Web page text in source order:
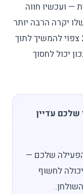
— ועכשיו חווה
יקרה הרבה יותר
מהצפי. גל המחזורים שהתחיל ב-2024 צפוי להמשיך לתוך
יכול לחסוך
שלכם עדיין
שלכם —
לחשוף